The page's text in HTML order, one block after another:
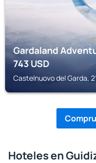
Gardaland
743USD
Castelnuovo del Garda,
Hoteles en